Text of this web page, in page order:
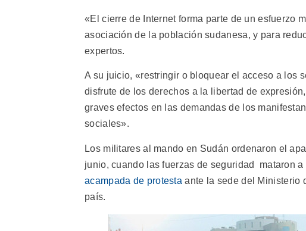
«El cierre de Internet forma parte de un esfuerzo
asociación de la población sudanesa, y para
expertos.
A su juicio, «restringir o bloquear el acceso a los
disfrute de los derechos a la libertad de
graves efectos en las demandas de los
sociales».
Los militares al mando en Sudán ordenaron el
junio, cuando las fuerzas de seguridad mataron
acampada de protesta ante la sede del Ministerio
país.